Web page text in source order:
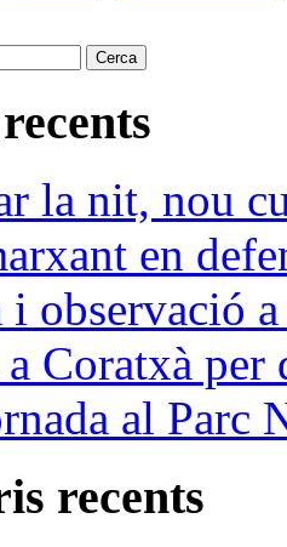
la nit, nou
en
i observació
Coratxà per
al Parc
recents